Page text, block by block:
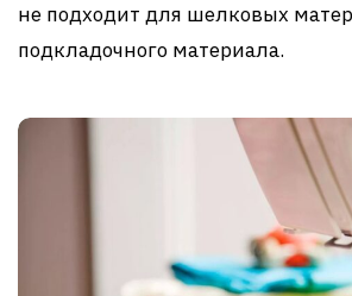
не подходит для шелковых
подкладочного материала.